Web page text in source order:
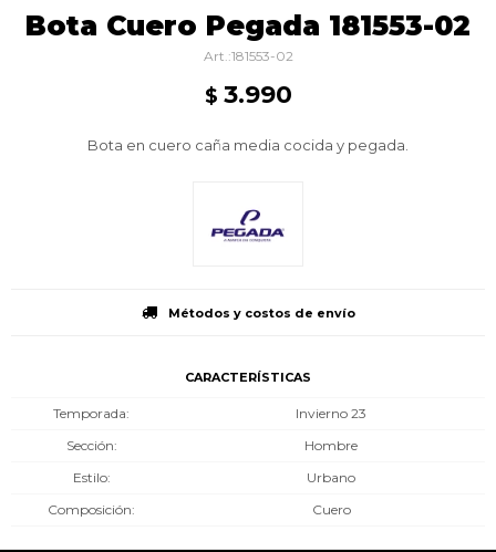
Bota Cuero Pegada 181553-02
181553-02
$ 3.990
Bota en cuero caña media cocida y pegada.
Métodos y costos de envío
CARACTERÍSTICAS
Temporada
Invierno 23
Sección
Hombre
Estilo
Urbano
Composición
Cuero